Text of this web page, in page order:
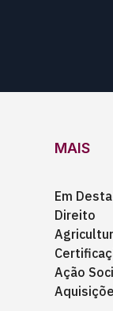
MAIS
Em
Direito
Ação